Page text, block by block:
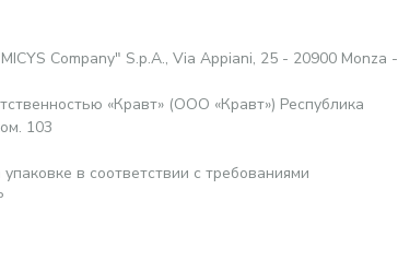
Company" S.p.A., Via Appiani, 25 - 20900 Monza -
«Кравт» (ООО «Кравт») Республика
103
в соответствии с требованиями